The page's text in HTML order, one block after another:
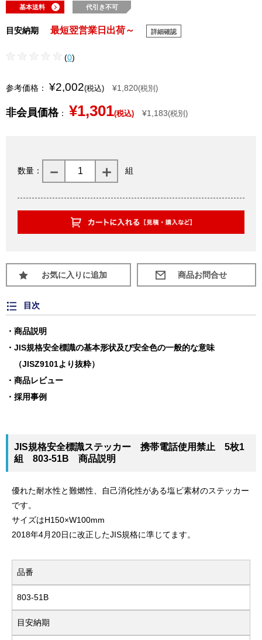
基本送料 代引き不可
目安納期 最短翌営業日出荷～ 詳細確認
(0)
参考価格： ¥2,002(税込) ¥1,820(税別)
非会員価格： ¥1,301(税込) ¥1,183(税別)
数量： 組
お気に入りに追加
目次
商品説明
JIS規格安全標識の基本形状及び安全色の一般的な意味
（JISZ9101より抜粋）
商品レビュー
採用事例
JIS規格安全標識ステッカー 携帯電話使用禁止 5枚1
組 803-51B 商品説明
優れた耐水性と難燃性、自己消化性がある塩ビ素材のステッカー
です。
サイズはH150×W100mm
2018年4月20日に改正したJIS規格に準じてます。
品番
803-51B
目安納期